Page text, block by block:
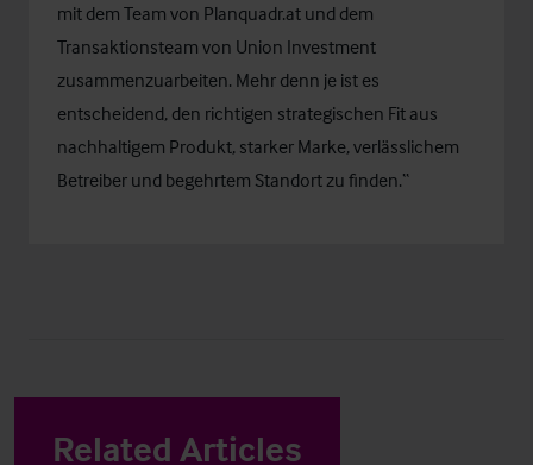
mit dem Team von Planquadr.at und dem
Transaktionsteam von Union Investment
zusammenzuarbeiten. Mehr denn je ist es
entscheidend, den richtigen strategischen Fit aus
nachhaltigem Produkt, starker Marke, verlässlichem
Betreiber und begehrtem Standort zu finden.“
Related Articles